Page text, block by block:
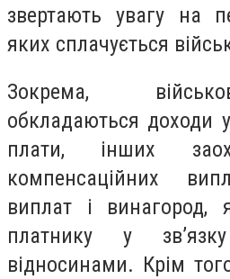
звертають увагу на
яких сплачується
Зокрема,
обкладаються доходи
плати, інших
компенсаційних
виплат і винагород,
платнику у
відносинами. Крім